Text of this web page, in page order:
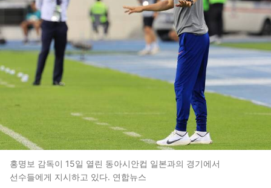
홍명보 감독이 15일 열린 동아시안컵 일본과의 경기에서
선수들에게 지시하고 있다. 연합뉴스